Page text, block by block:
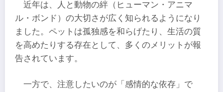
近年は、人と動物の絆（ヒューマン・アニマ
ル・ボンド）の大切さが広く知られるようになり
ました。ペットは孤独感を和らげたり、生活の質
を高めたりする存在として、多くのメリットが報
告されています。
一方で、注意したいのが「感情的な依存」で